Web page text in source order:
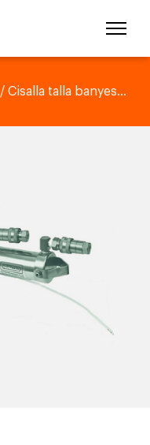
/ Cisalla talla banyes...